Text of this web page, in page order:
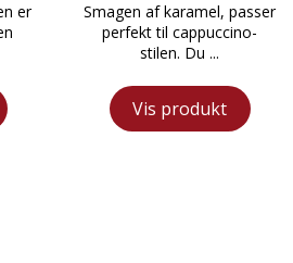
er
Smagen af karamel, passer
perfekt til cappuccino-
stilen. Du ...
Vis produkt